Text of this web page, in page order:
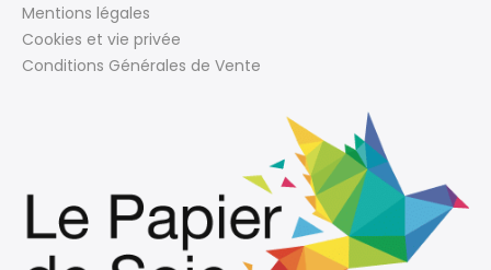
Mentions légales
Cookies et vie privée
Conditions Générales de Vente